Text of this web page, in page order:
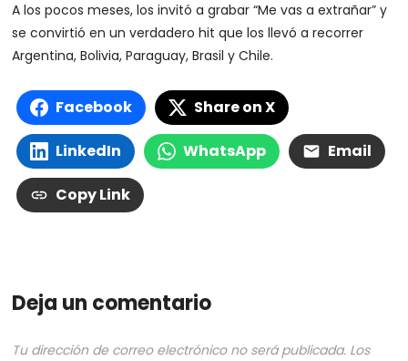
A los pocos meses, los invitó a grabar “Me vas a extrañar” y
se convirtió en un verdadero hit que los llevó a recorrer
Argentina, Bolivia, Paraguay, Brasil y Chile.
Facebook Share on X
LinkedIn WhatsApp Email
Copy Link
Deja un comentario
Tu dirección de correo electrónico no será publicada. Los